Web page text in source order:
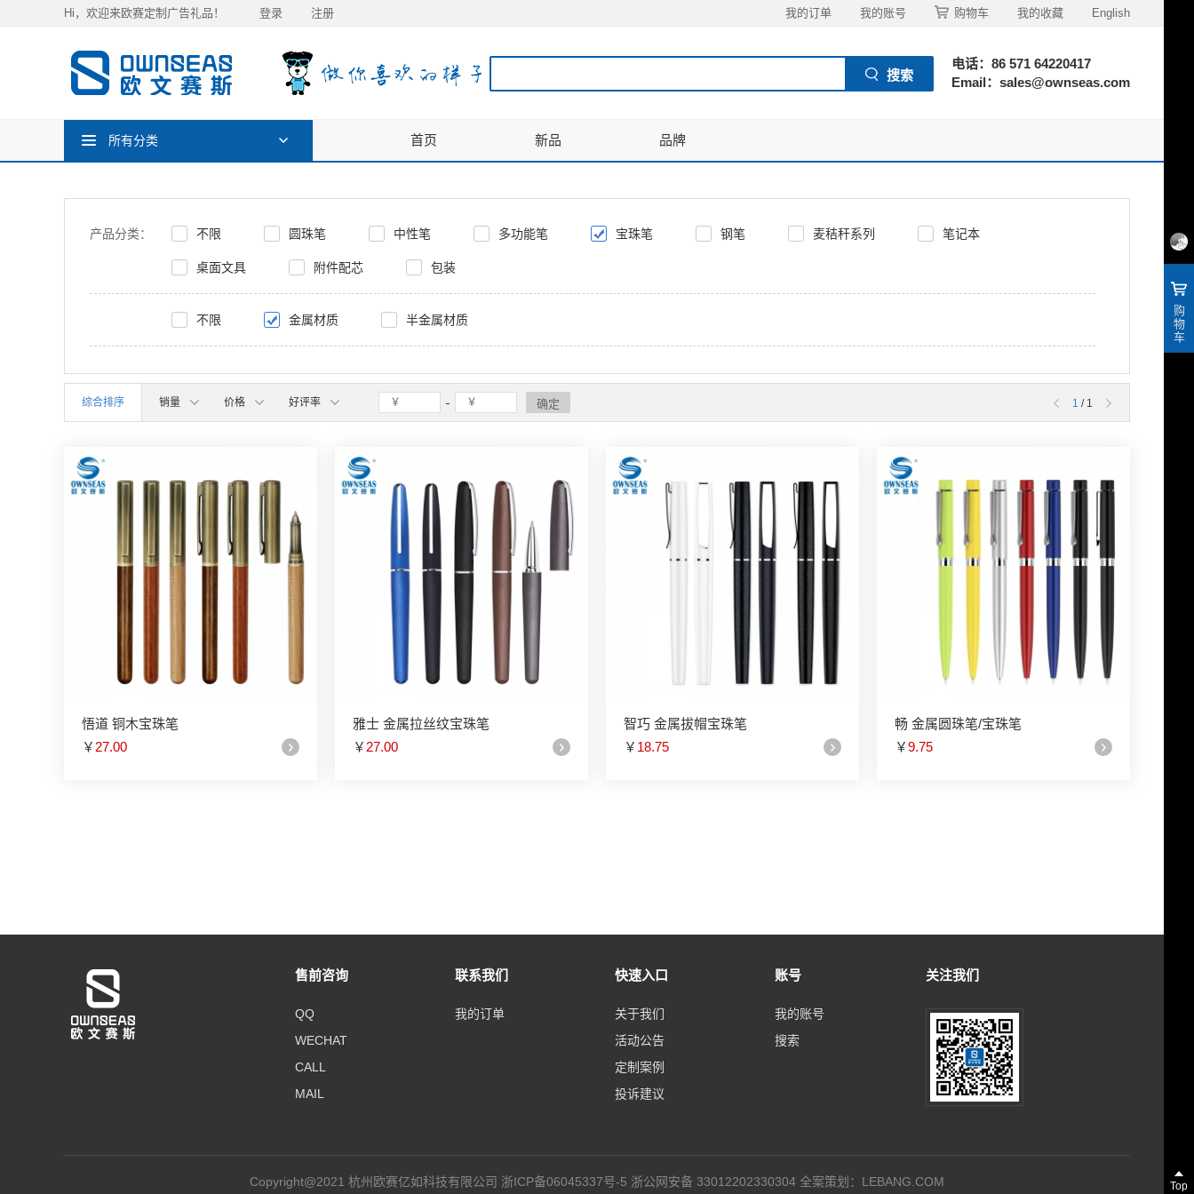
Hi，欢迎来欧赛定制广告礼品！ 登录 注册 English
我的收藏
购物车
我的账号
我的订单
电话：86 571 64220417
Email：sales@ownseas.com
所有分类 首页 新品 品牌
产品分类： 不限 圆珠笔 中性笔 多功能笔 宝珠笔 钢笔 麦秸秆系列 笔记本
桌面文具 附件配芯 包装
不限 金属材质 半金属材质
综合排序 销量 价格 好评率 1 / 1
悟道 铜木宝珠笔
￥ 27.00
雅士 金属拉丝纹宝珠笔
￥ 27.00
智巧 金属拔帽宝珠笔
￥ 18.75
畅 金属圆珠笔/宝珠笔
￥9.75
售前咨询
QQ
WECHAT
CALL
MAIL
联系我们
我的订单
快速入口
关于我们
活动公告
定制案例
投诉建议
账号
我的账号
搜索
关注我们
Copyright@2021 杭州欧赛亿如科技有限公司 浙ICP备06045337号-5 浙公网安备 33012202330304 全案策划： LEBANG.COM
购
物
车
Top